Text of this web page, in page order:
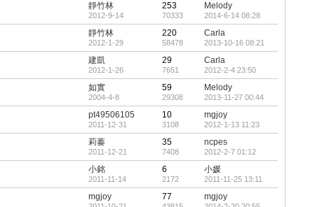
靜竹林
2012-9-14
253
70333
Melody
2014-6-14 08:28
靜竹林
2012-1-29
220
58478
Carla
2013-10-16 08:21
建凱
2012-1-26
29
7651
Carla
2012-2-4 23:50
如實
2004-4-8
59
29308
Melody
2013-11-27 00:44
pt49506105
2011-12-31
10
3108
mgjoy
2012-1-13 11:23
莉蓁
2011-12-21
35
7408
ncpes
2012-2-7 01:12
小銘
2011-11-14
6
2172
小媛
2011-11-25 13:11
mgjoy 77 mgjoy